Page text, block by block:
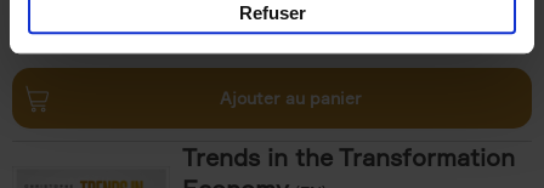
Refuser
Ajouter au panier
Trends in the Transformation